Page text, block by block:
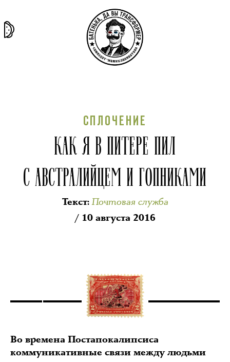
СПЛОЧЕНИЕ
КАК Я В ПИТЕРЕ ПИЛ
С АВСТРАЛИЙЦЕМ И ГОПНИКАМИ
Текст:Почтовая служба
/ 10 августа 2016
Во времена Постапокалипсиса
коммуникативные связи между людьми